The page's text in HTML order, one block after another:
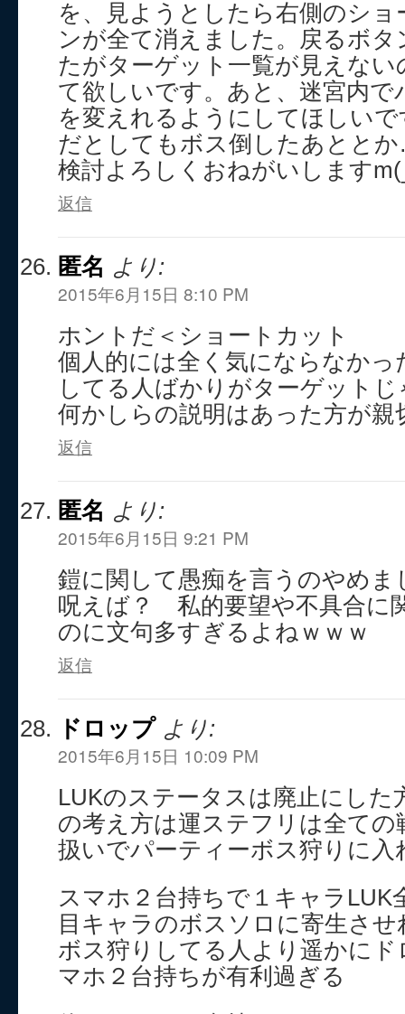
を、見ようとしたら右側のシ
ンが全て消えました。戻るボ
たがターゲット一覧が見えな
て欲しいです。あと、迷宮内で
を変えれるようにしてほしい
だとしてもボス倒したあとと
検討よろしくおねがいします
返信
匿名 より:
2015年6月15日 8:10 PM
ホントだ＜ショートカット
個人的には全く気にならなかっ
してる人ばかりがターゲット
何かしらの説明はあった方が親
返信
匿名 より:
2015年6月15日 9:21 PM
鎧に関して愚痴を言うのやめ
呪えば？ 私的要望や不具合に
のに文句多すぎるよねｗｗｗ
返信
ドロップ より:
2015年6月15日 10:09 PM
LUKのステータスは廃止にした
の考え方は運ステフリは全ての
扱いでパーティーボス狩りに
スマホ２台持ちで１キャラLUK
目キャラのボスソロに寄生さ
ボス狩りしてる人より遥かに
マホ２台持ちが有利過ぎる